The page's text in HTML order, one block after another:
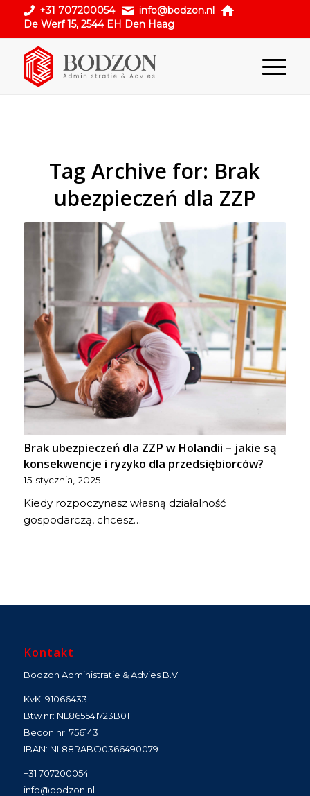
+31 707200054
info@bodzon.nl
De Werf 15, 2544 EH Den Haag
Tag Archive for: Brak
ubezpieczeń dla ZZP
Brak ubezpieczeń dla ZZP w Holandii – jakie są
konsekwencje i ryzyko dla przedsiębiorców?
15 stycznia, 2025
Kiedy rozpoczynasz własną działalność
gospodarczą, chcesz…
Kontakt
Bodzon Administratie & Advies B.V.
KvK: 91066433
Btw nr: NL865541723B01
Becon nr: 756143
IBAN: NL88RABO0366490079
+31 707200054
info@bodzon.nl